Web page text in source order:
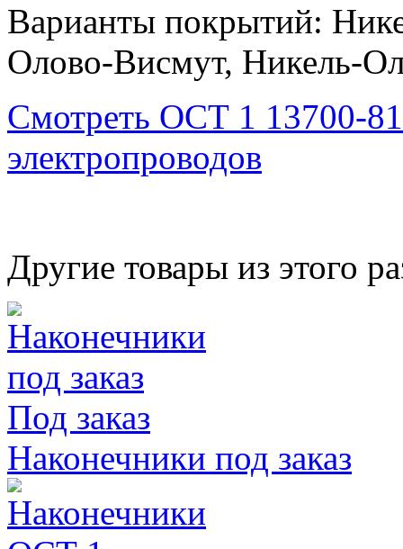
Варианты покрытий:
Олово-Висмут, Никель-
Смотреть ОСТ 1 13700-
электропроводов
Другие товары из этого
Под заказ
Наконечники под заказ